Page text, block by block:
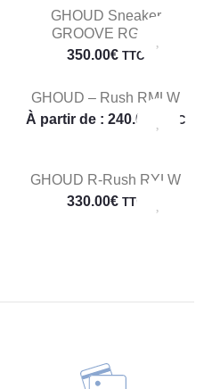
GHOUD Sneaker
GROOVE RGLW
350.00€ TTC
GHOUD – Rush RMLW
À partir de : 240.00 TTC
GHOUD R-Rush RYLW
330.00€ TTC